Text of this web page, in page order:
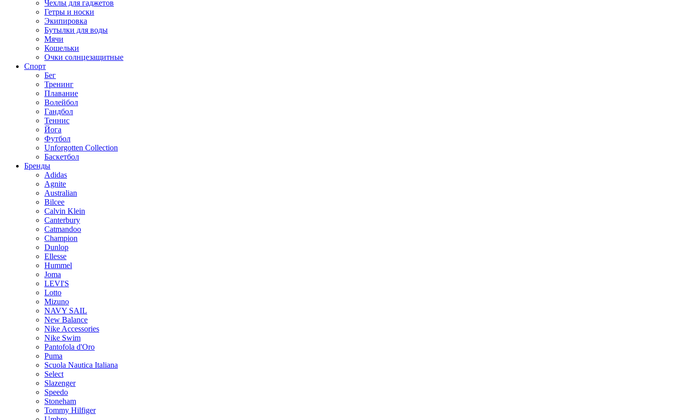
Чехлы для гаджетов
Гетры и носки
Экипировка
Бутылки для воды
Мячи
Кошельки
Очки солнцезащитные
Спорт
Бег
Тренинг
Плавание
Волейбол
Гандбол
Теннис
Йога
Футбол
Unforgotten Collection
Баскетбол
Бренды
Adidas
Agnite
Australian
Bilcee
Calvin Klein
Canterbury
Catmandoo
Champion
Dunlop
Ellesse
Hummel
Joma
LEVI'S
Lotto
Mizuno
NAVY SAIL
New Balance
Nike Accessories
Nike Swim
Pantofola d'Oro
Puma
Scuola Nautica Italiana
Select
Slazenger
Speedo
Stoneham
Tommy Hilfiger